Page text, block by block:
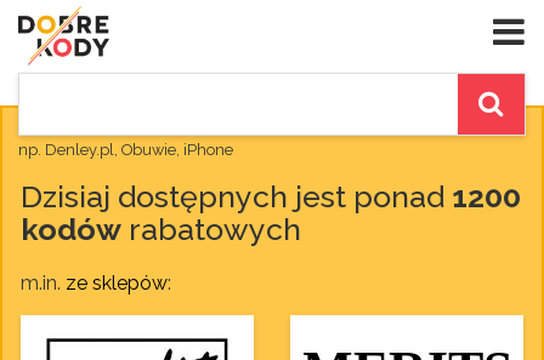
np. Denley.pl, Obuwie, iPhone
Dzisiaj dostępnych jest ponad 1200
kodów rabatowych
m.in. ze sklepów: